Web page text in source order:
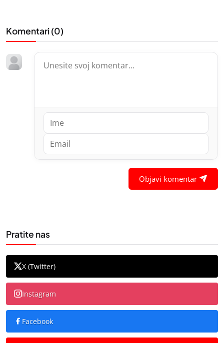
Komentari (0)
Objavi komentar
Pratite nas
X (Twitter)
Instagram
Facebook